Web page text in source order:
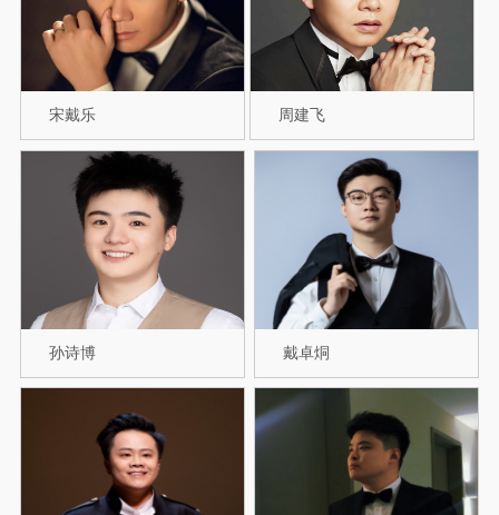
宋戴乐 周建飞
孙诗博 戴卓烔